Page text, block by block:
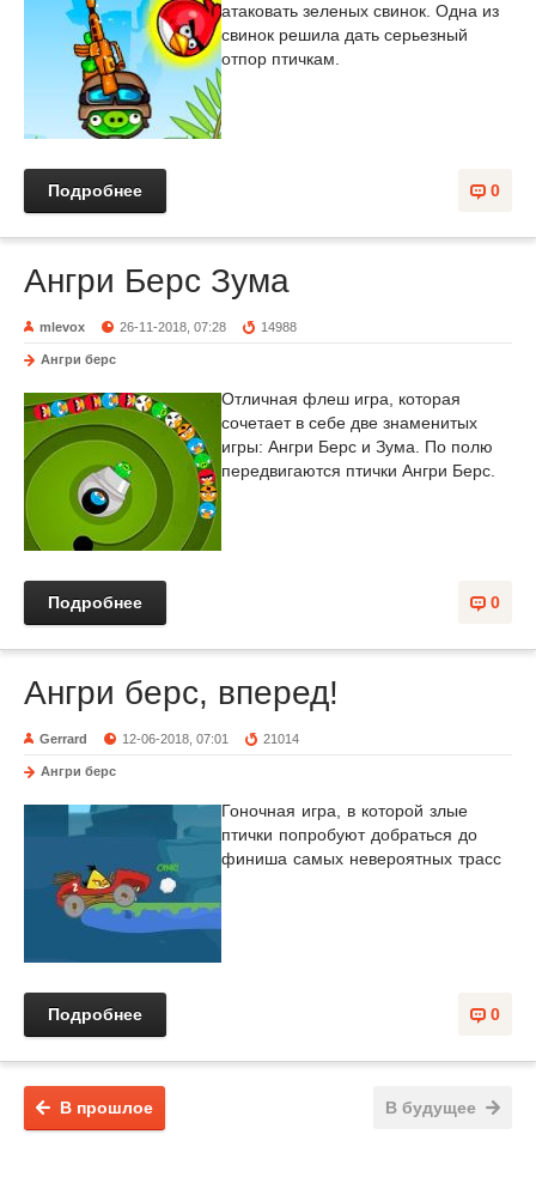
атаковать зеленых свинок. Одна из
свинок решила дать серьезный
отпор птичкам.
0
Подробнее
Ангри Берс Зума
mlevox 26-11-2018, 07:28 14988
Ангри берс
Отличная флеш игра, которая
сочетает в себе две знаменитых
игры: Ангри Берс и Зума. По полю
передвигаются птички Ангри Берс.
0
Подробнее
Ангри берс, вперед!
Gerrard 12-06-2018, 07:01 21014
Ангри берс
Гоночная игра, в которой злые
птички попробуют добраться до
финиша самых невероятных трасс
0
Подробнее
В будущее
В прошлое